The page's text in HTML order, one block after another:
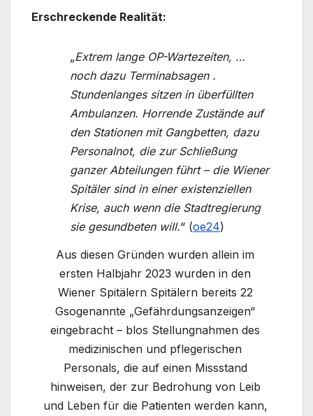
Erschreckende Realität:
„Extrem lange OP-Wartezeiten, …
noch dazu Terminabsagen .
Stundenlanges sitzen in überfüllten
Ambulanzen. Horrende Zustände auf
den Stationen mit Gangbetten, dazu
Personalnot, die zur Schließung
ganzer Abteilungen führt – die Wiener
Spitäler sind in einer existenziellen
Krise, auch wenn die Stadtregierung
sie gesundbeten will.“ (oe24)
Aus diesen Gründen wurden allein im
ersten Halbjahr 2023 wurden in den
Wiener Spitälern Spitälern bereits 22
Gsogenannte „Gefährdungsanzeigen“
eingebracht – blos Stellungnahmen des
medizinischen und pflegerischen
Personals, die auf einen Missstand
hinweisen, der zur Bedrohung von Leib
und Leben für die Patienten werden kann,